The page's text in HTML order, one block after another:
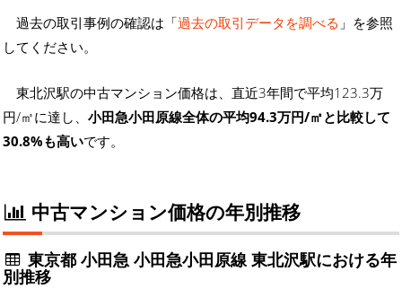
過去の取引事例の確認は「過去の取引データを調べる 」を参照
してください。
東北沢駅の中古マンション価格は、直近3年間で平均123.3万
円/㎡に達し、 小田急小田原線全体の平均94.3万円/㎡と比較して
30.8%も高いです。
中古マンション価格の年別推移
東京都 小田急 小田急小田原線 東北沢駅における年
別推移